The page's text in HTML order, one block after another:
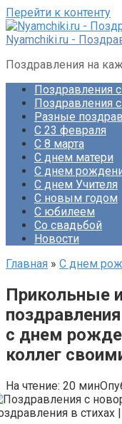
Перейти к контенту
Nyamchiki.ru -
Поздравления на
Поздравления
Поздравления
Разные
С 23 февраля
С 8 марта
С днем матери
С днем
С днем Учителя
С новым годом
С юбилеем
Со свадьбой
Новости
Главная » С днем
Прикольные
с днем
коллег
На чтение: 20 мин